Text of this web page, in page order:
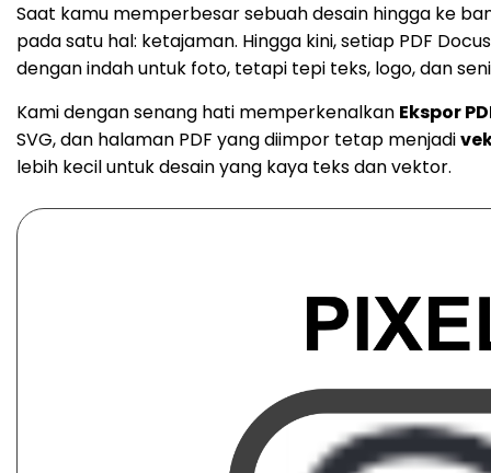
Saat kamu memperbesar sebuah desain hingga ke
pada satu hal: ketajaman. Hingga kini, setiap PDF
dengan indah untuk foto, tetapi tepi teks, logo, dan
Kami dengan senang hati memperkenalkan Ekspor
SVG, dan halaman PDF yang diimpor tetap menjadi
lebih kecil untuk desain yang kaya teks dan vektor.